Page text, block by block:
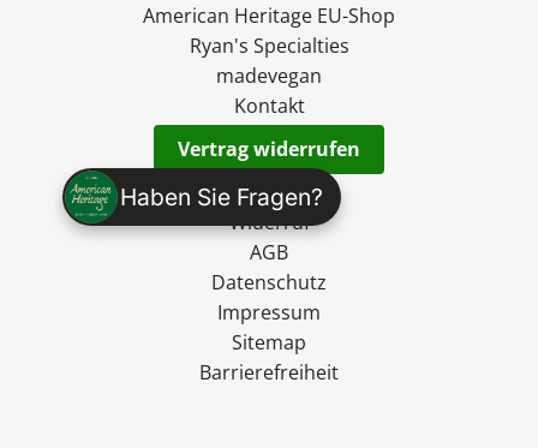
Haben Sie Fragen?
American Heritage EU-Shop
Ryan's Specialties
madevegan
Kontakt
Vertrag widerrufen
Versand
Widerruf
AGB
Datenschutz
Impressum
Sitemap
Barrierefreiheit